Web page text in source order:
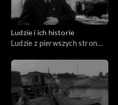
Ludzie i ich historie
Ludzie z pierwszych stron